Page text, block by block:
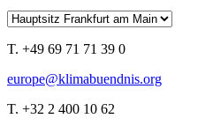
T. +49 69 71 71 39 0
europe@klimabuendnis.org
T. +32 2 400 10 62